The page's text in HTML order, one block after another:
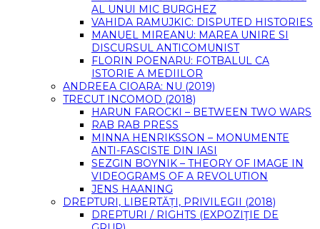
AL UNUI MIC BURGHEZ
VAHIDA RAMUJKIC: DISPUTED HISTORIES
MANUEL MIREANU: MAREA UNIRE SI
DISCURSUL ANTICOMUNIST
FLORIN POENARU: FOTBALUL CA
ISTORIE A MEDIILOR
ANDREEA CIOARA: NU (2019)
TRECUT INCOMOD (2018)
HARUN FAROCKI – BETWEEN TWO WARS
RAB RAB PRESS
MINNA HENRIKSSON – MONUMENTE
ANTI-FASCISTE DIN IASI
SEZGIN BOYNIK – THEORY OF IMAGE IN
VIDEOGRAMS OF A REVOLUTION
JENS HAANING
DREPTURI, LIBERTĂȚI, PRIVILEGII (2018)
DREPTURI / RIGHTS (EXPOZIŢIE DE